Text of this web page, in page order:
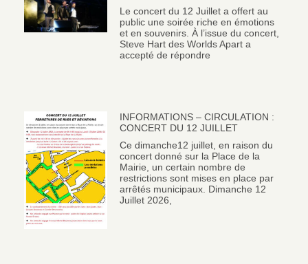
Le concert du 12 Juillet a offert au
public une soirée riche en émotions
et en souvenirs. À l’issue du concert,
Steve Hart des Worlds Apart a
accepté de répondre
INFORMATIONS – CIRCULATION :
CONCERT DU 12 JUILLET
Ce dimanche12 juillet, en raison du
concert donné sur la Place de la
Mairie, un certain nombre de
restrictions sont mises en place par
arrêtés municipaux. Dimanche 12
Juillet 2026,